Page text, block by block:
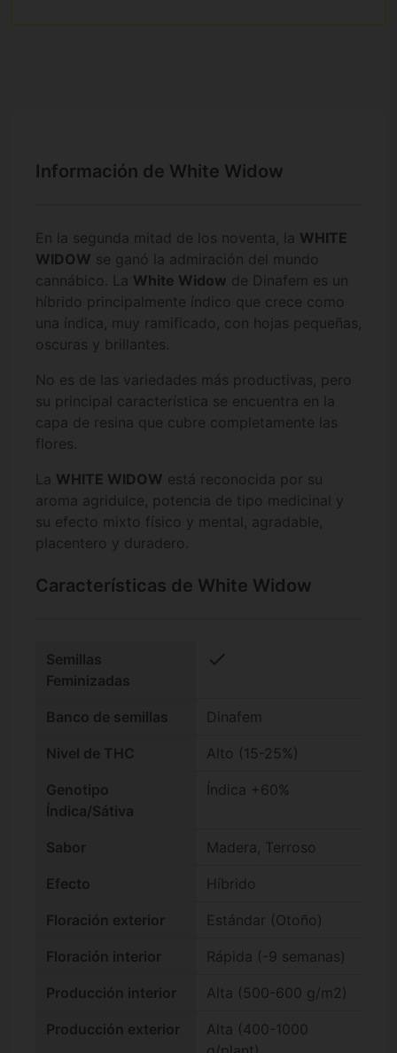
Información de White Widow
En la segunda mitad de los noventa, la WHITE
WIDOW se ganó la admiración del mundo
cannábico. La White Widow de Dinafem es un
híbrido principalmente índico que crece como
una índica, muy ramificado, con hojas pequeñas,
oscuras y brillantes.
No es de las variedades más productivas, pero
su principal característica se encuentra en la
capa de resina que cubre completamente las
flores.
La WHITE WIDOW está reconocida por su
aroma agridulce, potencia de tipo medicinal y
su efecto mixto físico y mental, agradable,
placentero y duradero.
Características de White Widow
Semillas
Feminizadas
check
Banco de semillas Dinafem
Nivel de THC Alto (15-25%)
Genotipo
Índica/Sátiva
Índica +60%
Sabor Madera, Terroso
Efecto Híbrido
Floración exterior Estándar (Otoño)
Floración interior Rápida (-9 semanas)
Producción interior Alta (500-600 g/m2)
Producción exterior
Alta (400-1000